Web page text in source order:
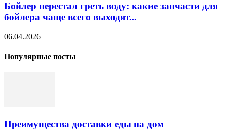
Бойлер перестал греть воду: какие запчасти для
бойлера чаще всего выходят...
06.04.2026
Популярные посты
Преимущества доставки еды на дом